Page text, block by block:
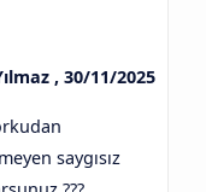
, 30/11/2025
saygısız